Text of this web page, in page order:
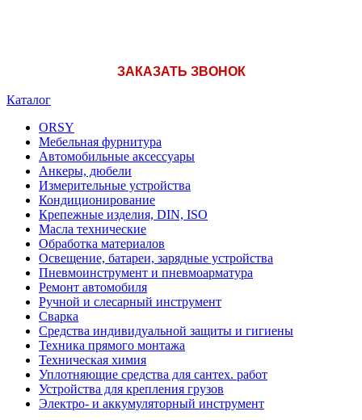
ЗАКАЗАТЬ ЗВОНОК
Каталог
ORSY
Мебельная фурнитура
Автомобильные аксессуары
Анкеры, дюбели
Измерительные устройства
Кондиционирование
Крепежные изделия, DIN, ISO
Масла технические
Обработка материалов
Освещение, батареи, зарядные устройства
Пневмоинструмент и пневмоарматура
Ремонт автомобиля
Ручной и слесарный инструмент
Сварка
Средства индивидуальной защиты и гигиены
Техника прямого монтажа
Техническая химия
Уплотняющие средства для сантех. работ
Устройства для крепления грузов
Электро- и аккумуляторный инструмент